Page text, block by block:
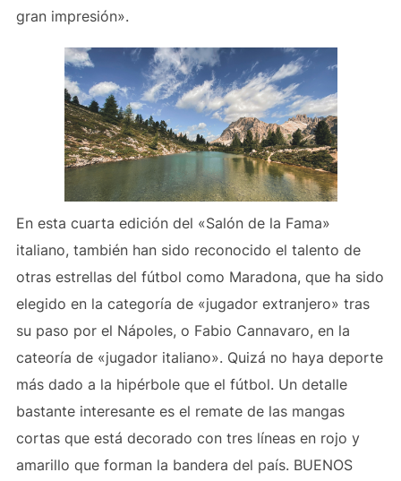
gran impresión».
En esta cuarta edición del «Salón de la Fama»
italiano, también han sido reconocido el talento de
otras estrellas del fútbol como Maradona, que ha sido
elegido en la categoría de «jugador extranjero» tras
su paso por el Nápoles, o Fabio Cannavaro, en la
cateoría de «jugador italiano». Quizá no haya deporte
más dado a la hipérbole que el fútbol. Un detalle
bastante interesante es el remate de las mangas
cortas que está decorado con tres líneas en rojo y
amarillo que forman la bandera del país. BUENOS